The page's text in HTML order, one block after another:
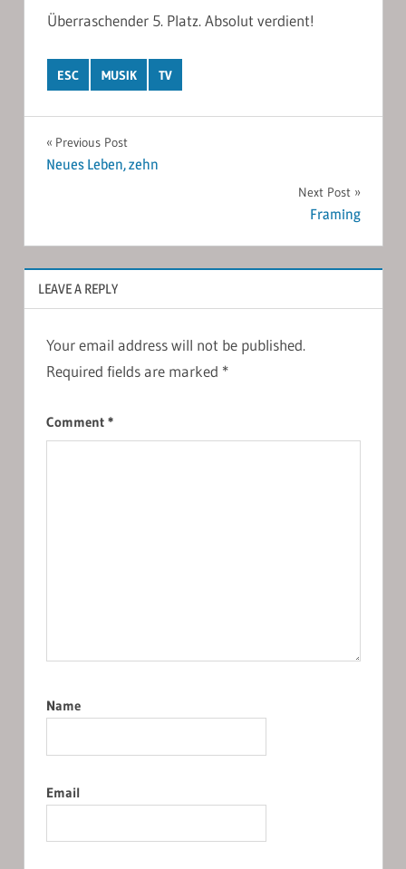
Überraschender 5. Platz. Absolut verdient!
ESC MUSIK TV
Post
navigation
Previous Post
Neues Leben, zehn
Next Post
Framing
LEAVE A REPLY
Your email address will not be published.
Required fields are marked *
Comment *
Name
Email